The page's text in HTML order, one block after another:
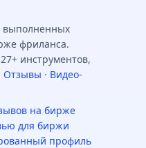
выполненных
фриланса.
инструментов,
Отзывы · Видео-
на бирже
для биржи
профиль